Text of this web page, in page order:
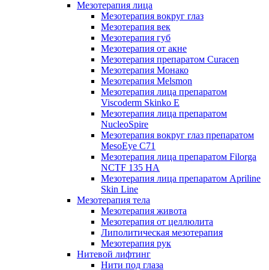
Мезотерапия лица
Мезотерапия вокруг глаз
Мезотерапия век
Мезотерапия губ
Мезотерапия от акне
Мезотерапия препаратом Curacen
Мезотерапия Монако
Мезотерапия Melsmon
Мезотерапия лица препаратом
Viscoderm Skinko E
Мезотерапия лица препаратом
NucleoSpire
Мезотерапия вокруг глаз препаратом
MesoEye С71
Мезотерапия лица препаратом Filorga
NCTF 135 HA
Мезотерапия лица препаратом Apriline
Skin Line
Мезотерапия тела
Мезотерапия живота
Мезотерапия от целлюлита
Липолитическая мезотерапия
Мезотерапия рук
Нитевой лифтинг
Нити под глаза